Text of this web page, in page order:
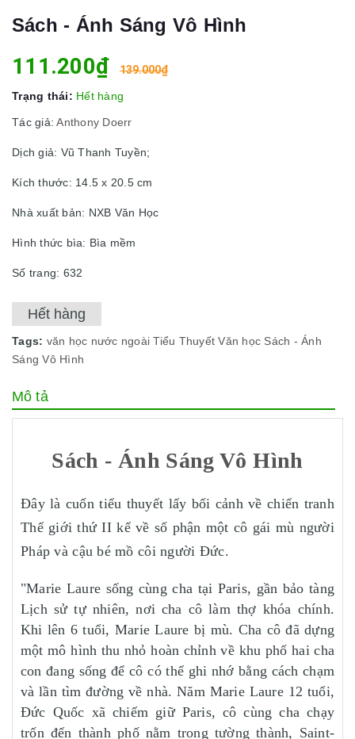
Sách - Ánh Sáng Vô Hình
111.200₫ 139.000₫
Trạng thái: Hết hàng
Tác giả:Anthony Doerr
Dịch giả: Vũ Thanh Tuyền;
Kích thước: 14.5 x 20.5 cm
Nhà xuất bản: NXB Văn Học
Hình thức bìa: Bìa mềm
Số trang: 632
Hết hàng
Tags: văn học nước ngoài Tiểu Thuyết Văn học Sách - Ánh
Sáng Vô Hình
Mô tả
Sách - Ánh Sáng Vô Hình
Đây là cuốn tiểu thuyết lấy bối cảnh về chiến tranh
Thế giới thứ II kể về số phận một cô gái mù người
Pháp và cậu bé mồ côi người Đức.
"Marie Laure sống cùng cha tại Paris, gần bảo tàng
Lịch sử tự nhiên, nơi cha cô làm thợ khóa chính.
Khi lên 6 tuổi, Marie Laure bị mù. Cha cô đã dựng
một mô hình thu nhỏ hoàn chỉnh về khu phố hai cha
con đang sống để cô có thể ghi nhớ bằng cách chạm
và lần tìm đường về nhà. Năm Marie Laure 12 tuổi,
Đức Quốc xã chiếm giữ Paris, cô cùng cha chạy
trốn đến thành phố nằm trong tường thành, Saint-